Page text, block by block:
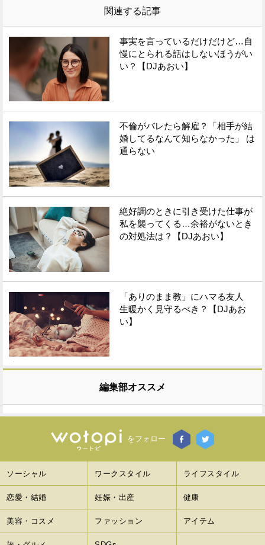
関連する記事
事実を言っているだけだけど…自
慢にとられる話はしないほうがい
い？【DJあおい】
不倫がバレたら解雇？「相手が結
婚してるなんて知らなかった」 は
通らない
絶好調のときに引き受けた仕事が
私を襲ってくる…余裕がないとき
の対処法は？【DJあおい】
「ありのまま教」にハマる友人
生暖かく見守るべき？【DJあお
い】
編集部オススメ
をフォロー
ソーシャル ワークスタイル ライフスタイル
恋愛・結婚 妊娠・出産 健康
美容・コスメ ファッション アイテム